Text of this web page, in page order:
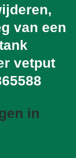
van een
vetput
in